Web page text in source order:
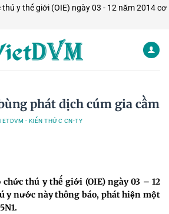
y thế giới (OIE) ngày 03 - 12 năm 2014 cơ
phát dịch cúm gia cầm
- KIẾN THỨC CN-TY
thú y thế giới (OIE) ngày 03 – 12
y nước này thông báo, phát hiện một